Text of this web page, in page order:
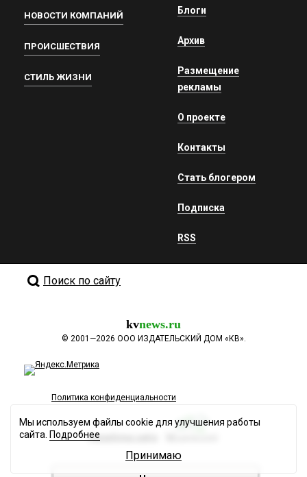
НОВОСТИ КОМПАНИЙ
ПРОИСШЕСТВИЯ
СТИЛЬ ЖИЗНИ
Блоги
Архив
Размещение
рекламы
О проекте
Контакты
Стать блогером
Подписка
RSS
Поиск по сайту
kvnews.ru
© 2001—2026 ООО ИЗДАТЕЛЬСКИЙ ДОМ «КВ».
Политика конфиденциальности
Разработка сайта
Мы используем файлы cookie для улучшения работы
сайта. Подробнее
Принимаю